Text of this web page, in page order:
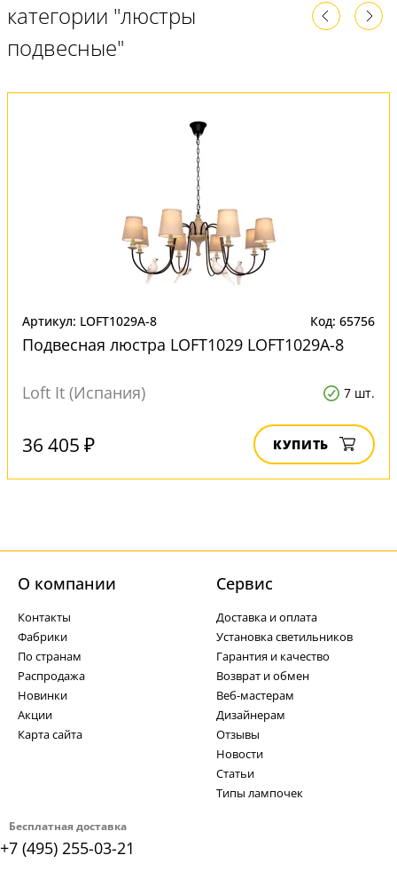
категории "люстры
подвесные"
Артикул: LOFT1029A-8 Код: 65756
Подвесная люстра LOFT1029 LOFT1029A-8
Loft It (Испания) 7 шт.
36 405 ₽ КУПИТЬ
Бесплатная доставка
+7 (495) 255-03-21
О компании
Контакты
Фабрики
По странам
Распродажа
Новинки
Акции
Карта сайта
Cервис
Доставка и оплата
Установка светильников
Гарантия и качество
Возврат и обмен
Веб-мастерам
Дизайнерам
Отзывы
Новости
Статьи
Типы лампочек